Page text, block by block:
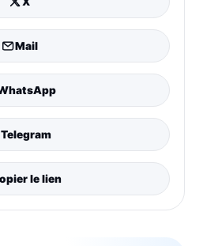
Mail
Telegram
le lien